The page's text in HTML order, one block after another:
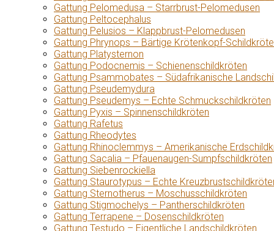
Gattung Pelomedusa – Starrbrust-Pelomedusen
Gattung Peltocephalus
Gattung Pelusios – Klappbrust-Pelomedusen
Gattung Phrynops – Bärtige Krötenkopf-
Gattung Platysternon
Gattung Podocnemis – Schienenschildkröten
Gattung Psammobates – Südafrikanische
Gattung Pseudemydura
Gattung Pseudemys – Echte Schmuckschildkröten
Gattung Pyxis – Spinnenschildkröten
Gattung Rafetus
Gattung Rheodytes
Gattung Rhinoclemmys – Amerikanische
Gattung Sacalia – Pfauenaugen-Sumpfschildkröten
Gattung Siebenrockiella
Gattung Staurotypus – Echte
Gattung Sternotherus – Moschusschildkröten
Gattung Stigmochelys – Pantherschildkröten
Gattung Terrapene – Dosenschildkröten
Gattung Testudo – Eigentliche Landschildkröten